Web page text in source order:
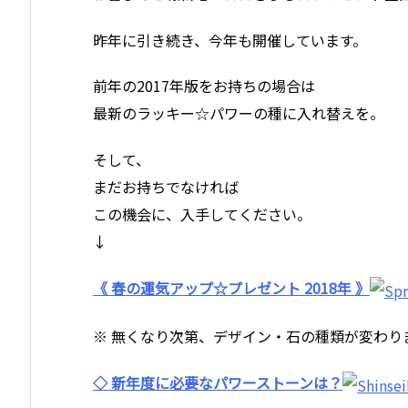
昨年に引き続き、今年も開催しています。
前年の2017年版をお持ちの場合は
最新のラッキー☆パワーの種に入れ替えを。
そして、
まだお持ちでなければ
この機会に、入手してください。
↓
《 春の運気アップ☆プレゼント 2018年 》
※ 無くなり次第、デザイン・石の種類が変わり
◇ 新年度に必要なパワーストーンは？